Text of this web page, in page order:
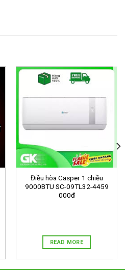
Điều hòa Casper 1 chiều
9000BTU SC-09TL32-4459
000đ
READ MORE